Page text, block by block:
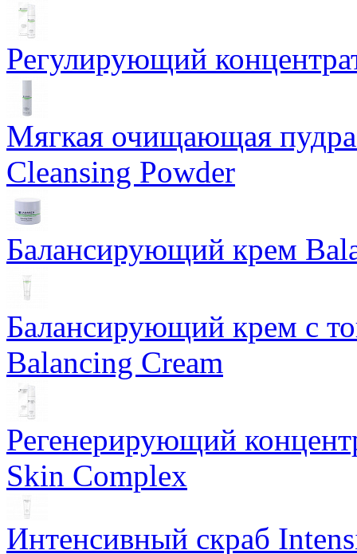
Регулирующий
Мягкая очищающая
Cleansing Powder
Балансирующий крем
Балансирующий крем с
Balancing Cream
Регенерирующий
Skin Complex
Интенсивный скраб